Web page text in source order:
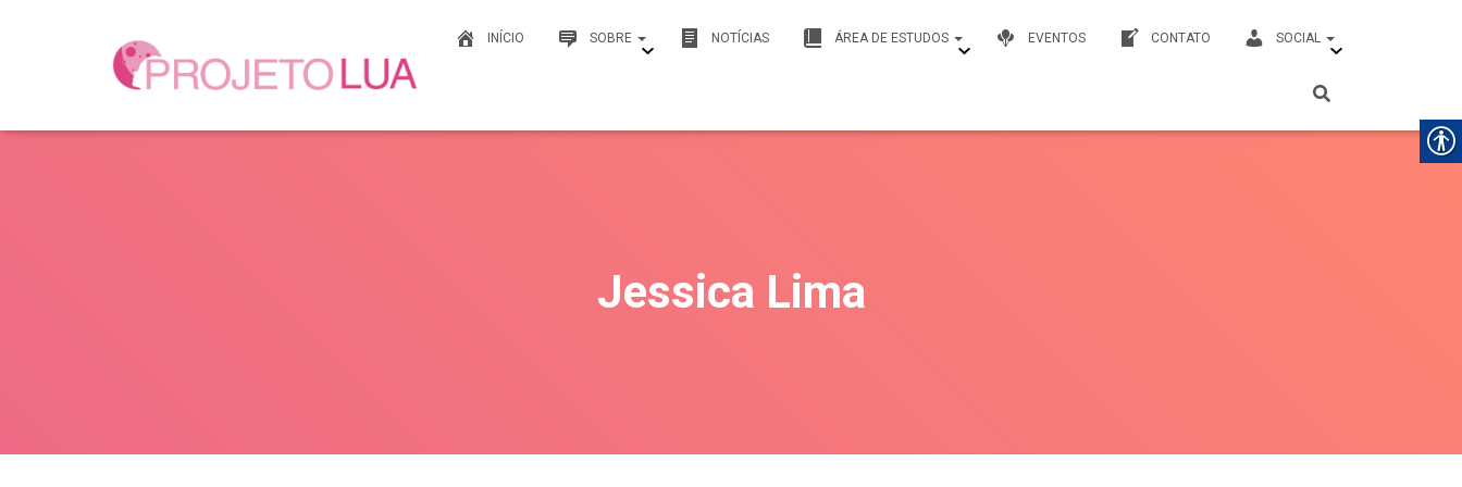
INÍCIO SOBRE NOTÍCIAS ÁREA DE ESTUDOS EVENTOS CONTATO SOCIAL
Jessica Lima